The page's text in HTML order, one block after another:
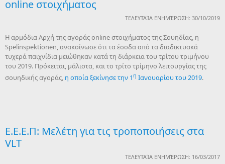
online στοιχήματος
ΤΕΛΕΥΤΑΊΑ ΕΝΗΜΈΡΩΣΗ: 30/10/2019
Η αρμόδια Αρχή της αγοράς online στοιχήματος της Σουηδίας, η
Spelinspektionen, ανακοίνωσε ότι τα έσοδα από τα διαδικτυακά
τυχερά παιχνίδια μειώθηκαν κατά τη διάρκεια του τρίτου τριμήνου
του 2019. Πρόκειται, μάλιστα, και το τρίτο τρίμηνο λειτουργίας της
σουηδικής αγοράς, η οποία ξεκίνησε την 1 η Ιανουαρίου του 2019.
Ε.Ε.Ε.Π: Μελέτη για τις τροποποιήσεις στα
VLT
ΤΕΛΕΥΤΑΊΑ ΕΝΗΜΈΡΩΣΗ: 16/03/2017